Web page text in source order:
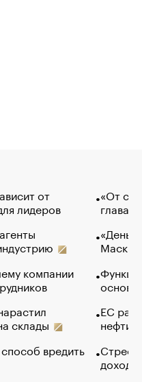
от
лидеров
компании
склады
вредить
«От
глава
Маск в
основ
ЕС
нефти